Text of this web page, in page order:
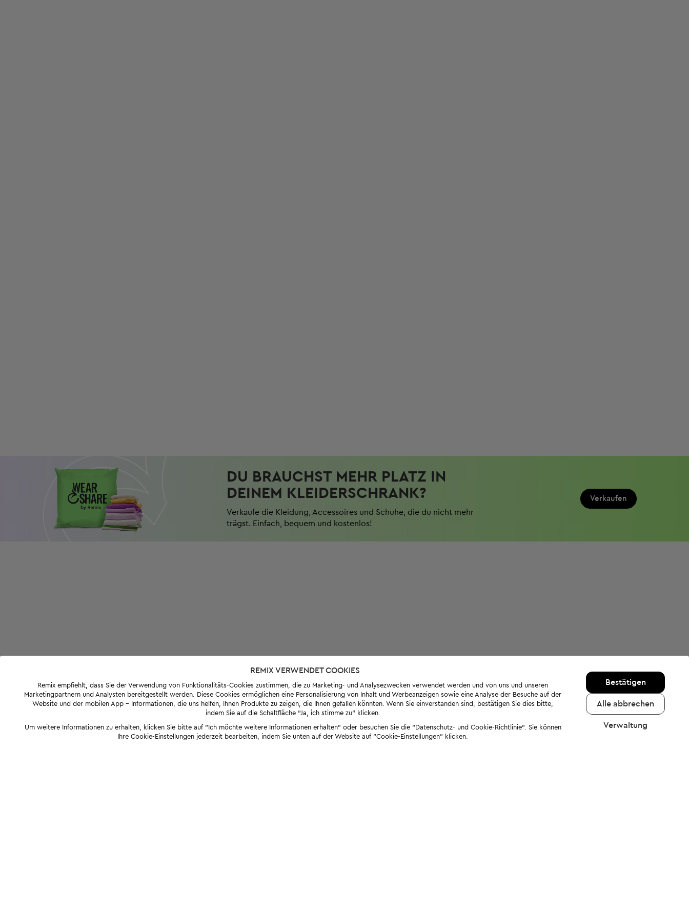
DU BRAUCHST MEHR PLATZ IN
DEINEM KLEIDERSCHRANK?
Verkaufe die Kleidung, Accessoires und Schuhe, die du nicht mehr
trägst. Einfach, bequem und kostenlos!
Verkaufen
REMIX VERWENDET COOKIES
Remix empfiehlt, dass Sie der Verwendung von Funktionalitäts-Cookies zustimmen, die zu Marketing- und Analysezwecken verwendet werden und von uns und unseren
Marketingpartnern und Analysten bereitgestellt werden. Diese Cookies ermöglichen eine Personalisierung von Inhalt und Werbeanzeigen sowie eine Analyse der Besuche auf der
Website und der mobilen App - Informationen, die uns helfen, Ihnen Produkte zu zeigen, die Ihnen gefallen könnten. Wenn Sie einverstanden sind, bestätigen Sie dies bitte,
indem Sie auf die Schaltfläche "Ja, ich stimme zu" klicken.
Um weitere Informationen zu erhalten, klicken Sie bitte auf "Ich möchte weitere Informationen erhalten" oder besuchen Sie die "Datenschutz- und Cookie-Richtlinie". Sie können
Ihre Cookie-Einstellungen jederzeit bearbeiten, indem Sie unten auf der Website auf "Cookie-Einstellungen" klicken.
Bestätigen
Alle abbrechen
Verwaltung